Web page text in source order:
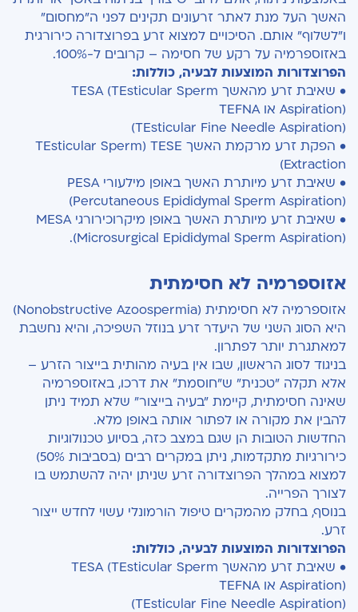
האשך העל מנת לאתר זרעונים תקינים לפני ה"מחסום"
ו"לשלוף" אותם. הסיכויים למצוא זרע בפרוצדורה כירורגית
באזוספרמיה על רקע של חסימה – קרובים ל-100%.
הפרוצדורות המוצעות לבעיה, כוללות:
• שאיבת זרע מהאשך TESA (TEsticular Sperm
Aspiration) או TEFNA
‏(TEsticular Fine Needle Aspiration)
• הפקת זרע מרקמת האשך TESE‏ (TEsticular Sperm
Extraction)
• שאיבת זרע מיותרת האשך באופן מילעורי PESA
(Percutaneous Epididymal Sperm Aspiration‏)
• שאיבת זרע מיותרת האשך באופן מיקרוכירורגי MESA
(Microsurgical Epididymal Sperm Aspiration‏).
אזוספרמיה לא חסימתית
אזוספרמיה לא חסימתית (Nonobstructive Azoospermia)
היא הסוג השני של היעדר זרע בנוזל השפיכה, והיא נחשבת
למאתגרת יותר לפתרון.
בניגוד לסוג הראשון, שבו אין בעיה מהותית בייצור הזרע –
אלא תקלה "טכנית" ש"חוסמת" את דרכו, באזוספרמיה
שאינה חסימתית, קיימת "בעיה בייצור" שלא תמיד ניתן
להבין את מקורה או לפתור אותה באופן מלא.
החדשות הטובות הן שגם במצב כזה, בסיוע טכנולוגיות
כירורגיות מתקדמות, ניתן במקרים רבים (בסביבות 50%)
למצוא במהלך הפרוצדורה זרע שניתן יהיה להשתמש בו
לצורך הפרייה.
בנוסף, בחלק מהמקרים טיפול הורמונלי עשוי לחדש ייצור
זרע.
הפרוצדורות המוצעות לבעיה, כוללות:
• שאיבת זרע מהאשך TESA (TEsticular Sperm
Aspiration) או TEFNA
‏(TEsticular Fine Needle Aspiration)